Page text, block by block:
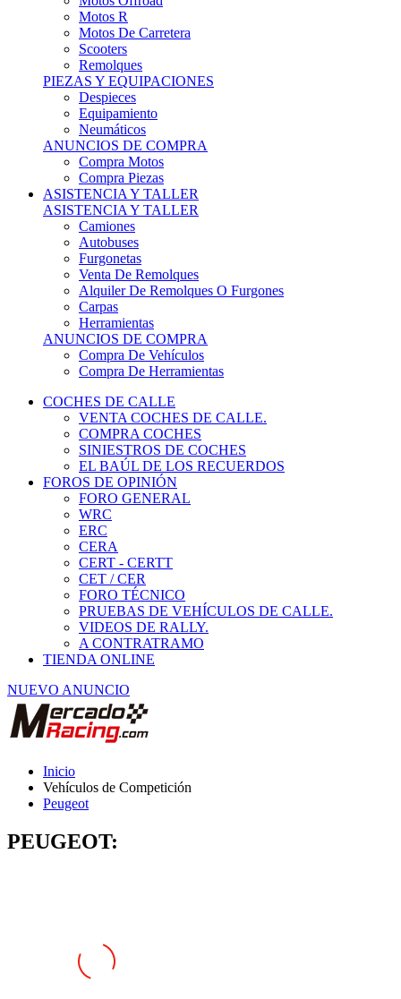
Motos R
Motos De Carretera
Scooters
Remolques
PIEZAS Y EQUIPACIONES
Despieces
Equipamiento
Neumáticos
ANUNCIOS DE COMPRA
Compra Motos
Compra Piezas
ASISTENCIA Y TALLER
ASISTENCIA Y TALLER
Camiones
Autobuses
Furgonetas
Venta De Remolques
Alquiler De Remolques O Furgones
Carpas
Herramientas
ANUNCIOS DE COMPRA
Compra De Vehículos
Compra De Herramientas
COCHES DE CALLE
VENTA COCHES DE CALLE.
COMPRA COCHES
SINIESTROS DE COCHES
EL BAÚL DE LOS RECUERDOS
FOROS DE OPINIÓN
FORO GENERAL
WRC
ERC
CERA
CERT - CERTT
CET / CER
FORO TÉCNICO
PRUEBAS DE VEHÍCULOS DE CALLE.
VIDEOS DE RALLY.
A CONTRATRAMO
TIENDA ONLINE
NUEVO ANUNCIO
Inicio
Vehículos de Competición
Peugeot
PEUGEOT: